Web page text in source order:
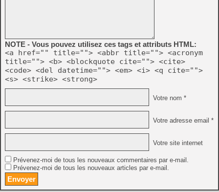
NOTE - Vous pouvez utilisez ces tags et attributs HTML:
<a href="" title=""> <abbr title=""> <acronym
title=""> <b> <blockquote cite=""> <cite>
<code> <del datetime=""> <em> <i> <q cite="">
<s> <strike> <strong>
Votre nom *
Votre adresse email *
Votre site internet
Prévenez-moi de tous les nouveaux commentaires par e-mail.
Prévenez-moi de tous les nouveaux articles par e-mail.